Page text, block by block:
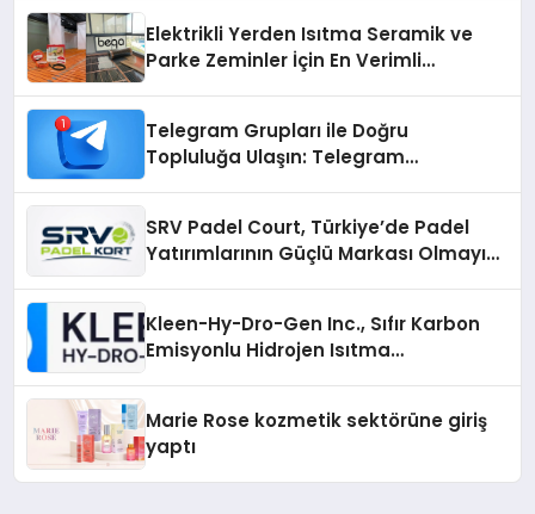
Elektrikli Yerden Isıtma Seramik ve
Parke Zeminler İçin En Verimli
Telegram Grupları ile Doğru
Topluluğa Ulaşın: Telegram
SRV Padel Court, Türkiye’de Padel
Yatırımlarının Güçlü Markası Olmayı
Kleen-Hy-Dro-Gen Inc., Sıfır Karbon
Emisyonlu Hidrojen Isıtma
Marie Rose kozmetik sektörüne giriş
yaptı